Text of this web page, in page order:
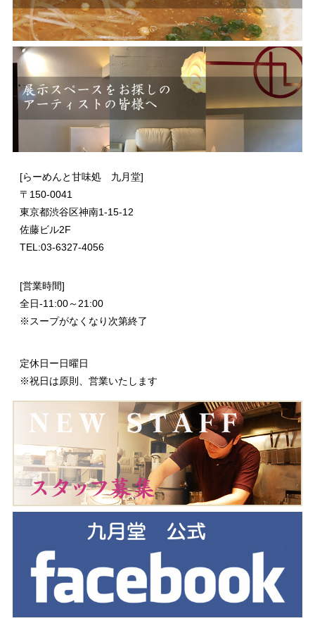
[らーめんと甘味処 九月堂]
〒 150-0041
東京都渋谷区神南1-15-12
佐藤ビル2F
TEL:03-6327-4056
[営業時間]
全日-11:00～21:00
※スープがなくなり次第終了
定休日ー日曜日
※祝日は原則、営業いたします